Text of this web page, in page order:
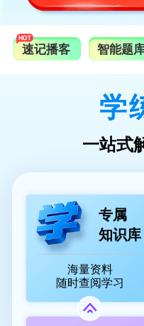
速记播客 智能题
学
一站式
专属
知识库
海量资料
随时查阅学习